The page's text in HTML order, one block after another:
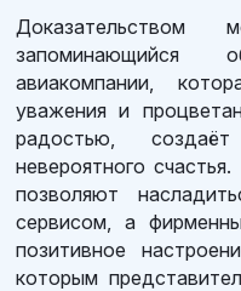
запоминающийся
авиакомпании,
уважения и
радостью,
невероятного
позволяют
сервисом, а
позитивное
которым